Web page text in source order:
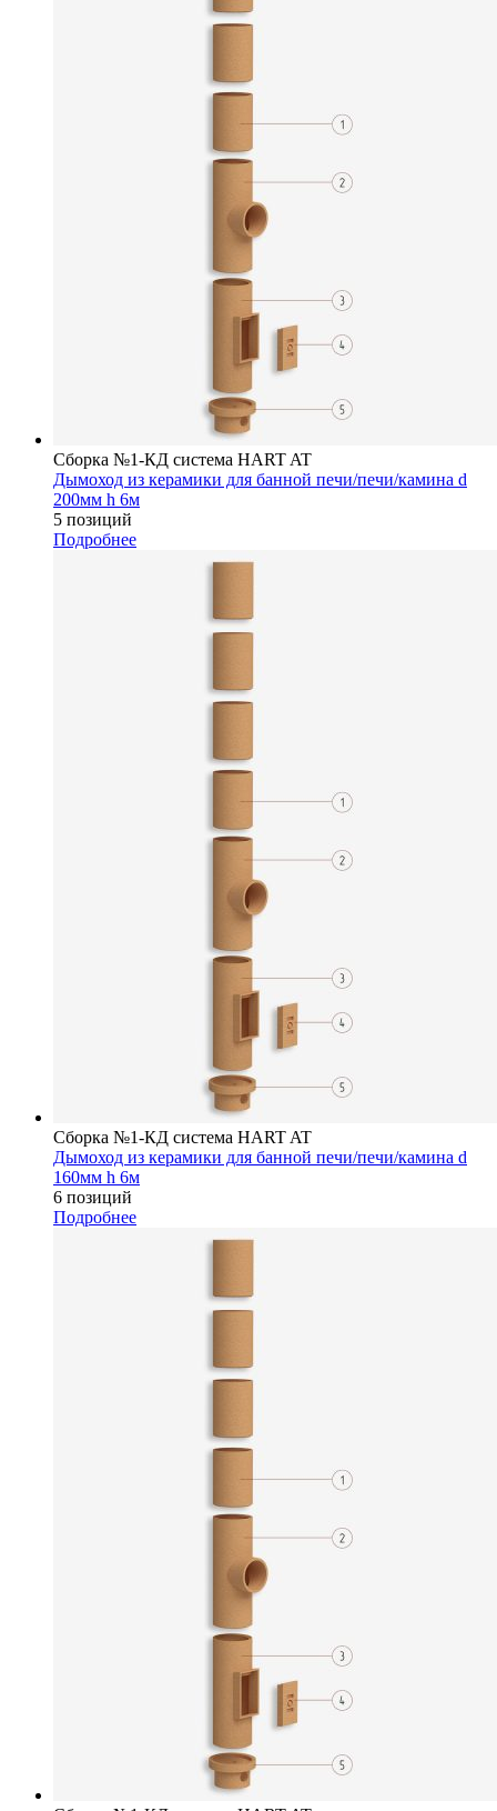
Сборка №1-КД система HART AT
Дымоход из керамики для банной печи/печи/камина d
200мм h 6м
5 позиций
Подробнее
Сборка №1-КД система HART AT
Дымоход из керамики для банной печи/печи/камина d
160мм h 6м
6 позиций
Подробнее